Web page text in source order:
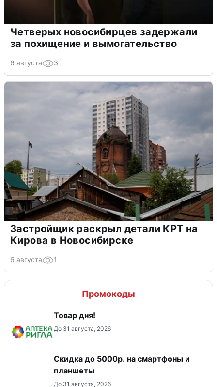
Четверых новосибирцев задержали
за похищение и вымогательство
6 августа 3
Застройщик раскрыл детали КРТ на
Кирова в Новосибирске
6 августа 1
Промокоды
Товар дня!
До 31 августа, 2026
Скидка до 5000р. на смартфоны и
планшеты
До 31 августа, 2026